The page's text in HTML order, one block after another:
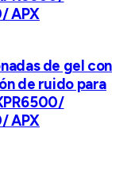
APX
de gel con
de ruido para
APX